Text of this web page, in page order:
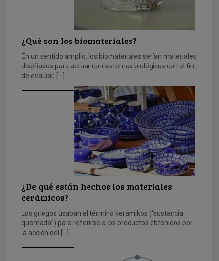
¿Qué son los biomateriales?
En un sentido amplio, los biomateriales serían materiales
diseñados para actuar con sistemas biológicos con el fin
de evaluar, […]
¿De qué están hechos los materiales
cerámicos?
Los griegos usaban el término keramikos (“sustancia
quemada”) para referirse a los productos obtenidos por
la acción del […]